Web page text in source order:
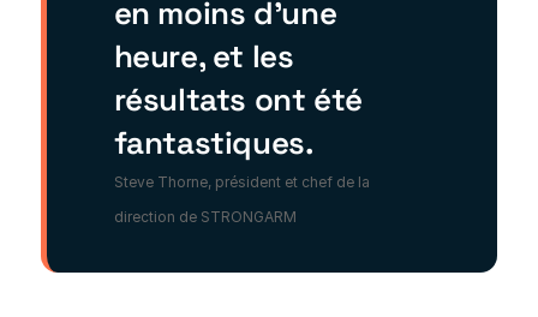
en moins d'une
heure, et les
résultats ont été
fantastiques.
Steve Thorne, président et chef de la
direction de STRONGARM